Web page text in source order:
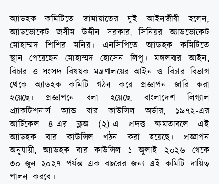
অ্যাডহক কমিটিতে জামায়াতের দুই আইনজীবী হলেন,
অ্যাডভোকেট জসীম উদ্দীন সরকার, সিনিয়র অ্যাডভোকেট
মোহাম্মদ শিশির মনির। এনসিপিতে অ্যাডহক কমিটিতে
স্থান পেয়েছেন মোহাম্মদ হোসেন লিপু। মঙ্গলবার আইন,
বিচার ও সংসদ বিষয়ক মন্ত্রণালয়ের আইন ও বিচার বিভাগ
থেকে অ্যাডহক কমিটি গঠন করে প্রজ্ঞাপন জারি করা
হয়েছে। প্রজ্ঞাপনে বলা হয়েছে, বাংলাদেশ লিগ্যাল
প্র্যাকটিশনার্স অ্যান্ড বার কাউন্সিল অর্ডার, ১৯৭২-এর
আর্টিকেল ৪-এর ক্লজ (২)-এ প্রদত্ত ক্ষমতাবলে এই
অ্যাডহক বার কাউন্সিল গঠন করা হয়েছে। প্রজ্ঞাপন
অনুযায়ী, অ্যাডহক বার কাউন্সিল ১ জুলাই ২০২৬ থেকে
৩০ জুন ২০২৭ পর্যন্ত এক বছরের জন্য এই কমিটি দায়িত্ব
পালন করবে।